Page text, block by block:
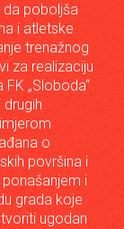
da poboljša
i atletske
trenažnog
za realizaciju
„Sloboda“
drugih
o
površina i
i
grada koje
ugodan